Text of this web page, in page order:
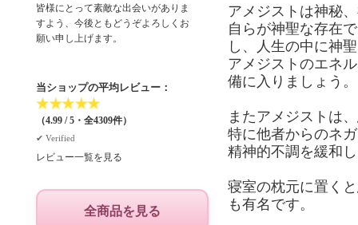
アメジストは神秘
自らが神聖な存在
し、人生の中に神
アメジストのエネ
備に入りましょう。
またアメジストは
特に他者からのネ
精神的不調を緩和
寝室の枕元に置く
も有名です。
皆様にとって素敵な出会いがありま
すよう、今後ともどうぞよろしくお
願い申し上げます。
当ショップの平均レビュー：
★★★★★
（4.99 / 5・全4309件）
✔︎ Verified
レビュー一覧を見る
全商品を見る